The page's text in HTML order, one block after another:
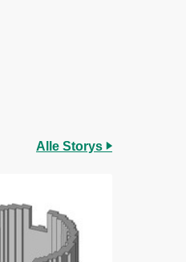
Alle Storys